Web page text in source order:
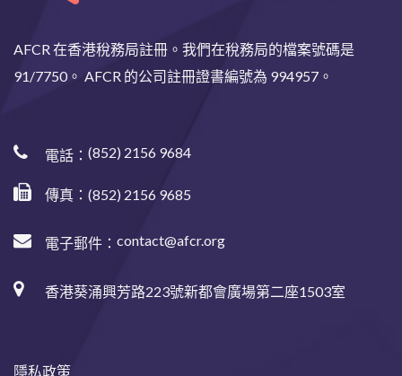
AFCR 在香港稅務局註冊。我們在稅務局的檔案號碼是
91/7750。 AFCR 的公司註冊證書編號為 994957。
電話： (852) 2156 9684
傳真：(852) 2156 9685
電子郵件： contact@afcr.org
香港葵涌興芳路223號新都會廣場第二座1503室
隱私政策